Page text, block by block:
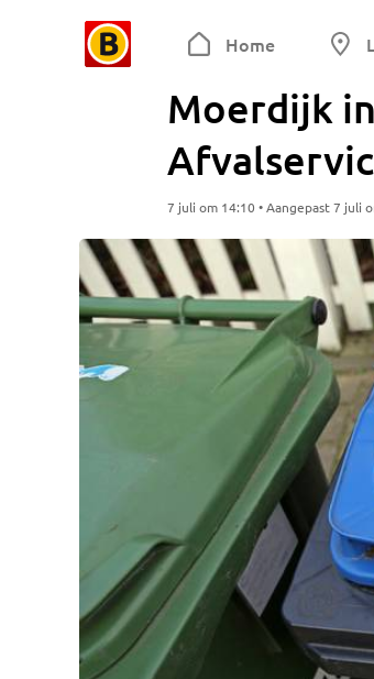
Home
Moerdijk
7 juli om 14:10 • Aangepast 7 juli